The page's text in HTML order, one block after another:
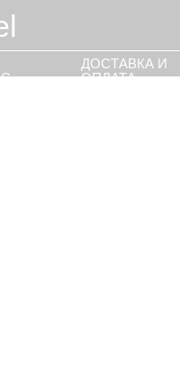
ДОСТАВКА И
ОПЛАТА